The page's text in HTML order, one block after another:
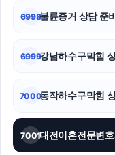
6998불륜증거 상담 준
6999강남하수구막힘
7000동작하수구막힘
7001